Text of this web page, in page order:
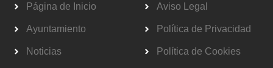
Página de Inicio
Ayuntamiento
Noticias
Aviso Legal
Política de Privacidad
Política de Cookies